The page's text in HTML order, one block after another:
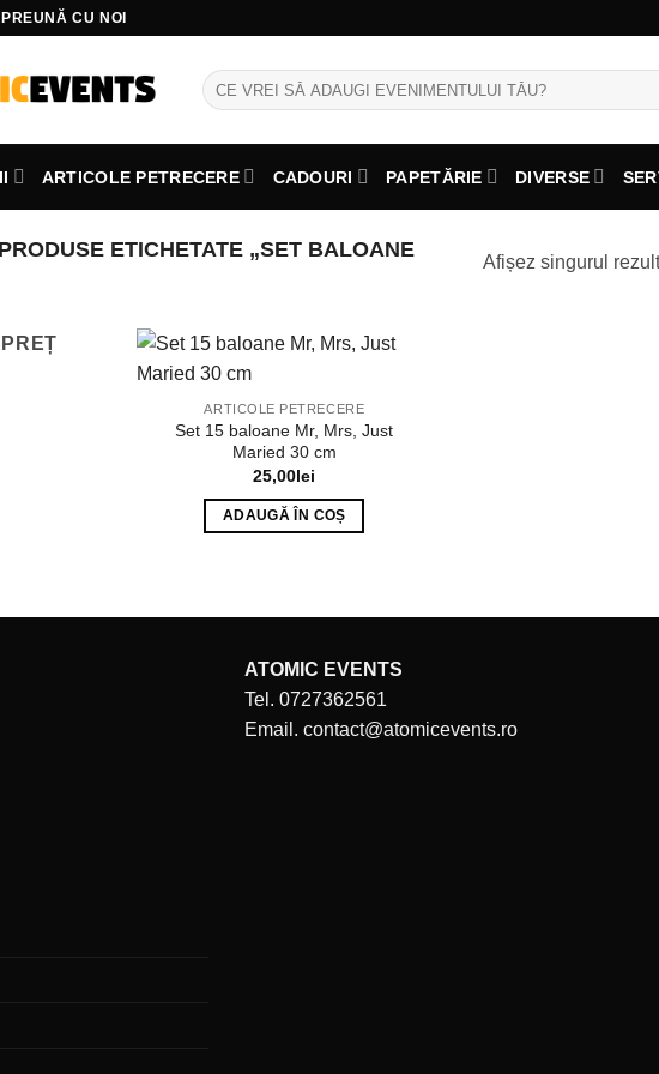
CU NOI
Caută
după:
ARTICOLE PETRECERE CADOURI PAPETĂRIE DIVERSE
PRODUSE ETICHETATE „SET BALOANE
Afișez singurul
ARTICOLE PETRECERE
Set 15 baloane Mr, Mrs, Just
Maried 30 cm
25,00lei
ADAUGĂ ÎN COȘ
ATOMIC EVENTS
Tel. 0727362561
Email. contact@atomicevents.ro